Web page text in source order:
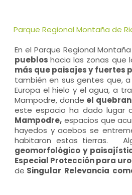
Parque Regional Montaña de
En el Parque Regional
puebloshacia las zonas que
más que paisajes y fuertes
también en sus gentes que,
Europa el hielo y el agua, a
Mampodre, donde el
este espacio ha dado lugar
Mampodre,espacios que
hayedos y acebos se
habitaron estas tierras.
geomorfológico y
Especial Protección para
de Singular Relevancia